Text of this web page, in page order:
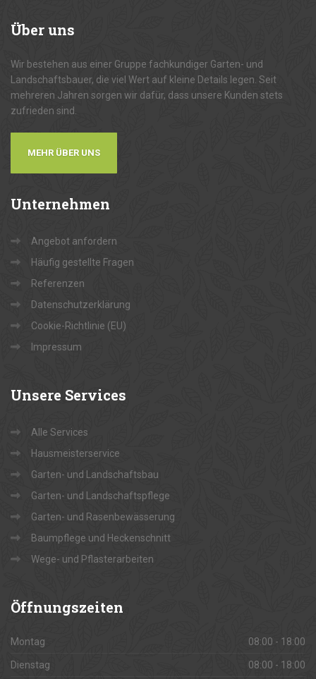
Überuns
Wir bestehen aus einer Gruppe fachkundiger Garten- und
Landschaftsbauer, die viel Wert auf kleine Details legen. Seit
mehreren Jahren sorgen wir dafür, dass unsere Kunden stets
zufrieden sind.
MEHR ÜBER UNS
Unternehmen
Angebot anfordern
Häufig gestellte Fragen
Referenzen
Datenschutzerklärung
Cookie-Richtlinie (EU)
Impressum
Unsere Services
Alle Services
Hausmeisterservice
Garten- und Landschaftsbau
Garten- und Landschaftspflege
Garten- und Rasenbewässerung
Baumpflege und Heckenschnitt
Wege- und Pflasterarbeiten
Öffnungszeiten
Montag 08:00 - 18:00
Dienstag 08:00 - 18:00